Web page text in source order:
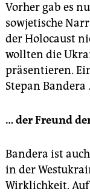
Vorher gab es
sowjetische
der Holocaust
wollten die
präsentieren.
Stepan Bandera
…der Freund
Bandera ist
in der
Wirklichkeit.